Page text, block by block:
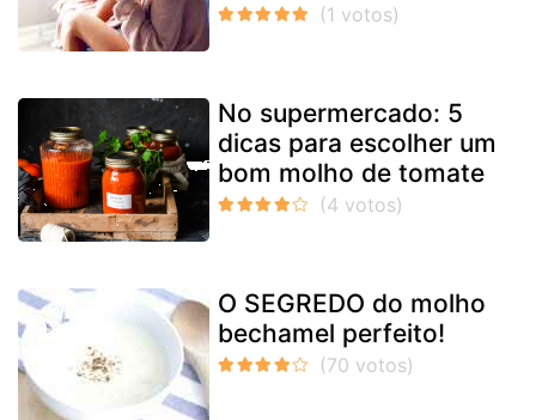
No supermercado: 5
dicas para escolher um
bom molho de tomate
O SEGREDO do molho
bechamel perfeito!